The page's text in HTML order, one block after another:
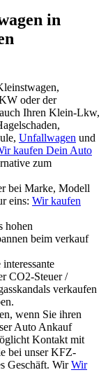
in
oder der
Ihren Klein-Lkw,
Unfallwagen und
kaufen Dein Auto
zum
bei Marke, Modell
eins: Wir kaufen
hohen
beim verkauf
CO2-Steuer /
verkaufen
wenn Sie ihren
Auto Ankauf
Kontakt mit
bei unser KFZ-
Geschäft. WirWir